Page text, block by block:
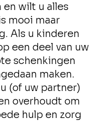
en wilt u alles
mooi maar
Als u kinderen
een deel van uw
schenkingen
maken.
(of uw partner)
overhoudt om
hulp en zorg